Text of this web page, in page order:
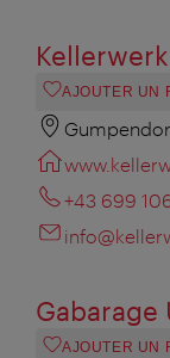
AJOUTER UN
+43 699
Gabarage
AJOUTER UN